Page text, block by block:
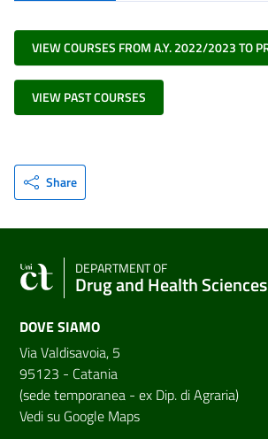
VIEW COURSES FROM A.Y. 2022/2023 TO
VIEW PAST COURSES
Share
DEPARTMENT OF
Drug and Health Sciences
DOVE SIAMO
Via Valdisavoia, 5
95123 - Catania
(sede temporanea - ex Dip. di Agraria)
Vedi su Google Maps